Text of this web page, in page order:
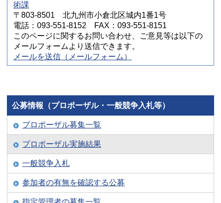
術課
〒803-8501 北九州市小倉北区城内1番1号
電話：093-551-8152 FAX：093-551-8151
このページに関するお問い合わせ、ご意見等は以下の
メールフォームより送信できます。
メールを送信（メールフォーム）
公募情報（プロポーザル・一般競争入札等）
プロポーザル募集一覧
プロポーザル実施結果
一般競争入札
参加者の有無を確認する公募